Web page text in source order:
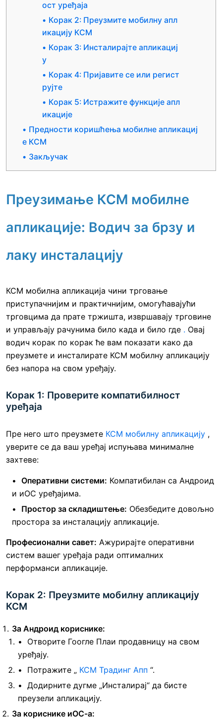
ост уређаја
Корак 2: Преузмите мобилну апл
икацију КСМ
Корак 3: Инсталирајте апликациј
у
Корак 4: Пријавите се или регист
рујте
Корак 5: Истражите функције апл
икације
Предности коришћења мобилне апликациј
е КСМ
Закључак
Преузимање КСМ мобилне
апликације: Водич за брзу и
лаку инсталацију
КСМ мобилна апликација чини трговање
приступачнијим и практичнијим, омогућавајући
трговцима да прате тржишта, извршавају трговине
и управљају рачунима било када и било где . Овај
водич корак по корак ће вам показати како да
преузмете и инсталирате КСМ мобилну апликацију
без напора на свом уређају.
Корак 1: Проверите компатибилност
уређаја
Пре него што преузмете КСМ мобилну апликацију ,
уверите се да ваш уређај испуњава минималне
захтеве:
Оперативни системи: Компатибилан са Андроид
и иОС уређајима.
Простор за складиштење: Обезбедите довољно
простора за инсталацију апликације.
Професионални савет: Ажурирајте оперативни
систем вашег уређаја ради оптималних
перформанси апликације.
Корак 2: Преузмите мобилну апликацију
КСМ
За Андроид кориснике:
Отворите Гоогле Плаи продавницу на свом
уређају.
Потражите „ КСМ Традинг Апп “.
Додирните дугме „Инсталирај“ да бисте
преузели апликацију.
За кориснике иОС-а: